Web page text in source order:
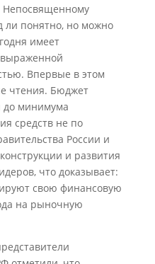
Непосвященному
ли понятно, но можно
имеет
Впервые в этом
чтения. Бюджет
до минимума
средств не по
России и
и развития
что доказывает:
свою финансовую
на рыночную